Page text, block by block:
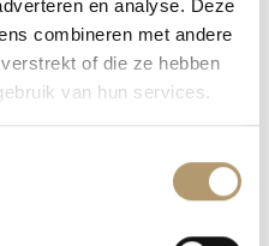
en analyse. Deze
combineren met andere
of die ze hebben
van hun services.